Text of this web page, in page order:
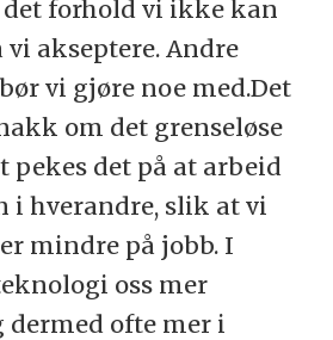
det forhold vi ikke kan
vi akseptere. Andre
vi gjøre noe med.Det
om det grenseløse
pekes det på at arbeid
hverandre, slik at vi
mindre på jobb. I
oss mer
ofte mer i